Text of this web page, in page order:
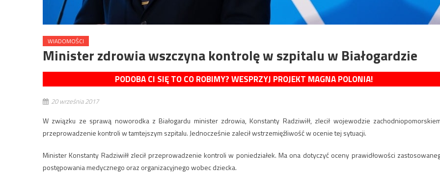
WIADOMOŚCI
Minister zdrowia wszczyna kontrolę w szpitalu w Białogardzie
PODOBA CI SIĘ TO CO ROBIMY? WESPRZYJ PROJEKT MAGNA POLONIA!
20 września 2017
W związku ze sprawą noworodka z Białogardu minister zdrowia, Konstanty Radziwiłł, zlecił wojewodzie
przeprowadzenie kontroli w tamtejszym szpitalu. Jednocześnie zalecił wstrzemięźliwość w ocenie tej sytuacji.
Minister Konstanty Radziwiłł zlecił przeprowadzenie kontroli w poniedziałek. Ma ona dotyczyć oceny prawidłowości
postępowania medycznego oraz organizacyjnego wobec dziecka.